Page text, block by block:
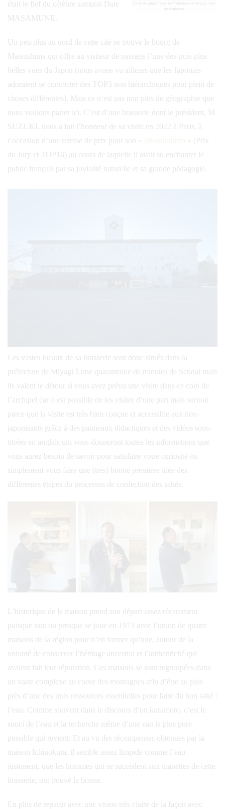
était le fief du célèbre samurai Date
MASAMUNE.
Un peu plus au nord de cette cité se trouve le bourg de
Matsushima qui offre au visiteur de passage l’une des trois plus
belles vues du Japon (nous avons vu ailleurs que les Japonais
adoraient se concocter des TOP3 non hiérarchiques pour plein de
choses différentes). Mais ce n’est pas non plus de géographie que
nous voulons parler ici. C’est d’une brasserie dont le président, M.
SUZUKI, nous a fait l’honneur de sa visite en 2022 à Paris, à
l’occasion d’une remise de prix pour son «
» (Prix
du Jury et TOP16) au cours de laquelle il avait su enchanter le
public français par sa jovialité naturelle et sa grande pédagogie.
Les vastes locaux de sa brasserie sont donc situés dans la
préfecture de Miyagi à une quarantaine de minutes de Sendai mais
ils valent le détour si vous avez prévu une visite dans ce coin de
l’archipel car il est possible de les visiter d’une part mais surtout
parce que la visite est très bien conçue et accessible aux non-
japonisants grâce à des panneaux didactiques et des vidéos sous-
titrées en anglais qui vous donneront toutes les informations que
vous aurez besoin de savoir pour satisfaire votre curiosité ou
simplement vous faire une (très) bonne première idée des
différentes étapes du processus de confection des sakés.
L’historique de la maison prend son départ assez récemment
puisque tout ou presque se joue en 1973 avec l’union de quatre
maisons de la région pour n’en former qu’une, autour de la
volonté de conserver l’héritage ancestral et l’authenticité qui
avaient fait leur réputation. Ces maisons se sont regroupées dans
un vaste complexe au coeur des montagnes afin d’être au plus
près d’une des trois ressources essentielles pour faire du bon saké :
l’eau. Comme souvent dans le discours d’un kuramoto, c’est le
souci de l’eau et la recherche même d’une eau la plus pure
possible qui revient. Et au vu des récompenses obtenues par la
maison Ichinokura, il semble assez limpide comme l’eau
justement, que les hommes qui se succèdent aux manettes de cette
brasserie, ont trouvé la bonne.
En plus de repartir avec une vision très claire de la façon avec